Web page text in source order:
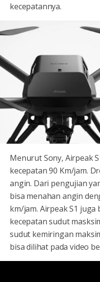
kecepatannya.
Menurut Sony, Airpeak
kecepatan 90 Km/jam.
angin. Dari pengujian
bisa menahan angin
km/jam. Airpeak S1
kecepatan sudut
sudut kemiringan
bisa dilihat pada video